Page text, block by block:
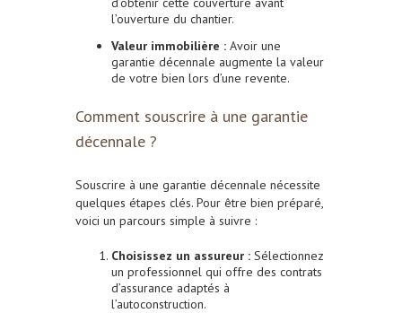
l’ouverture du chantier.
Valeur immobilière : Avoir une
garantie décennale augmente la valeur
de votre bien lors d’une revente.
Comment souscrire à une garantie
décennale ?
Souscrire à une garantie décennale nécessite
quelques étapes clés. Pour être bien préparé,
voici un parcours simple à suivre :
Choisissez un assureur : Sélectionnez
un professionnel qui offre des contrats
d’assurance adaptés à
l’autoconstruction.